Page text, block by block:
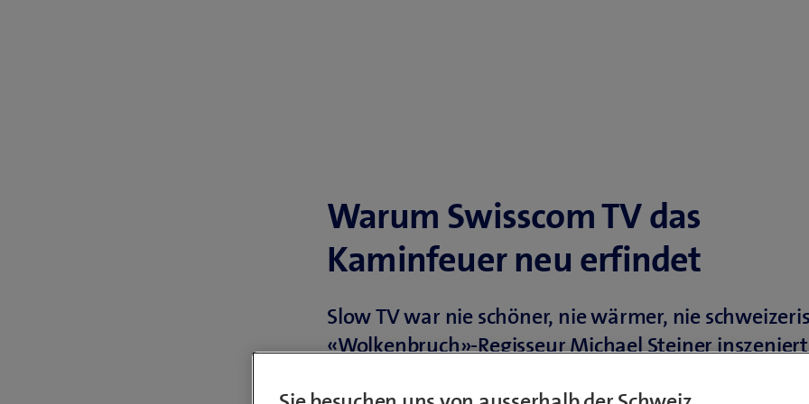
Warum Swisscom TV das
Kaminfeuer neu erfindet
Slow TV war nie schöner, nie wärmer, nie
«Wolkenbruch»-Regisseur Michael Steiner inszeniert